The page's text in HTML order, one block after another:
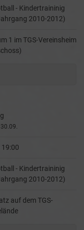
- Kindertraininig
2010-2012)
1 im TGS-Vereinsheim
19:00
- Kindertraininig
2010-2012)
auf dem TGS-